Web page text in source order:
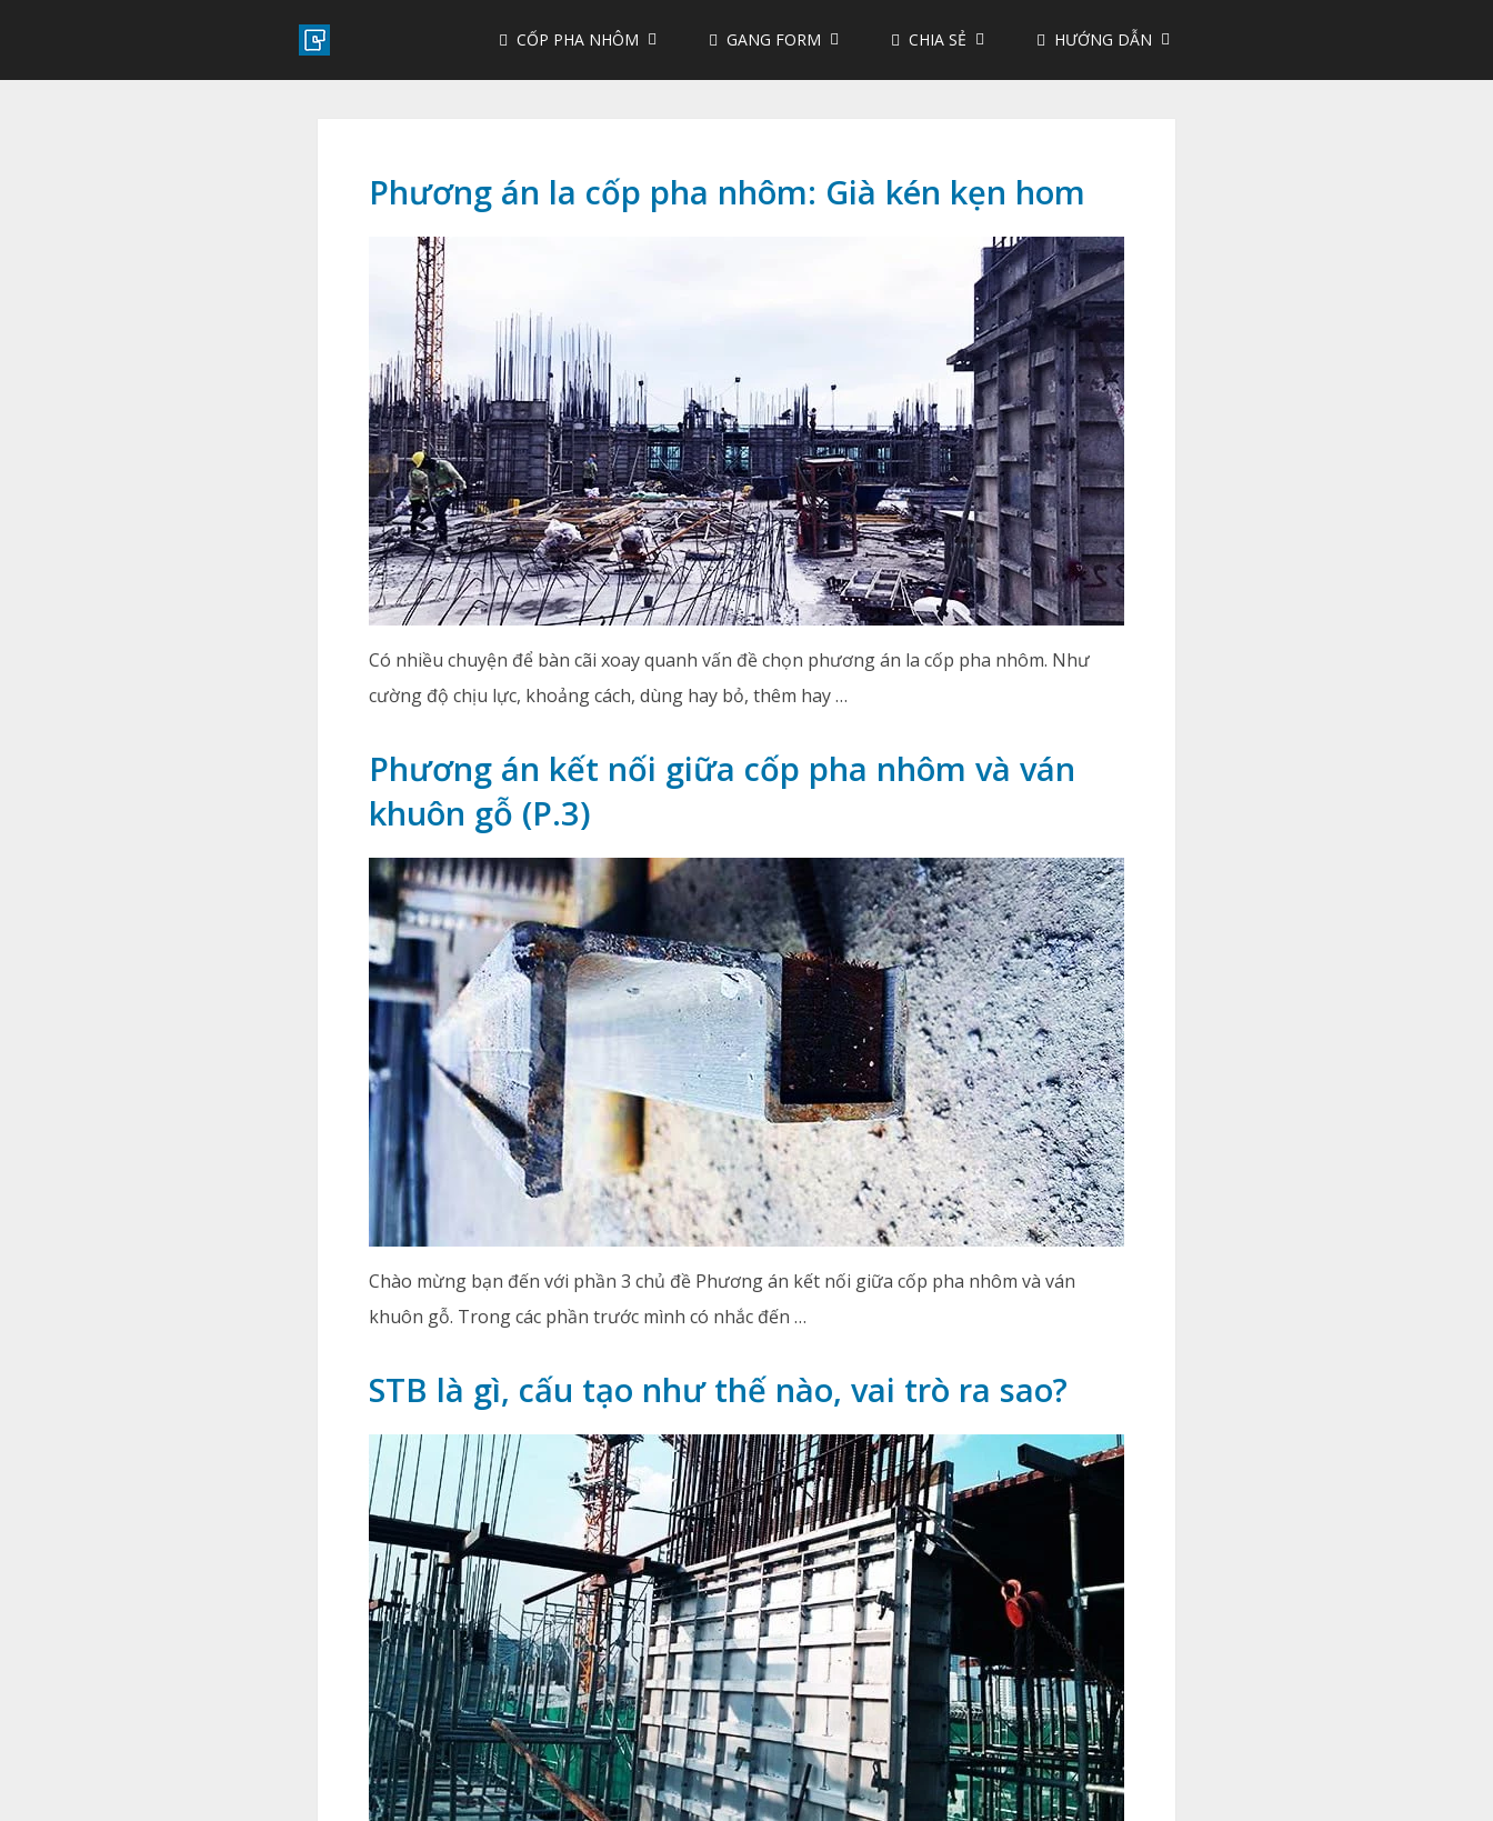
CỐP PHA NHÔM GANG FORM CHIA SẺ HƯỚNG DẪN
Phương án la cốp pha nhôm: Già kén kẹn hom
Có nhiều chuyện để bàn cãi xoay quanh vấn đề chọn phương án la cốp pha nhôm. Như
cường độ chịu lực, khoảng cách, dùng hay bỏ, thêm hay …
Phương án kết nối giữa cốp pha nhôm và ván
khuôn gỗ (P.3)
Chào mừng bạn đến với phần 3 chủ đề Phương án kết nối giữa cốp pha nhôm và ván
khuôn gỗ. Trong các phần trước mình có nhắc đến …
STB là gì, cấu tạo như thế nào, vai trò ra sao?